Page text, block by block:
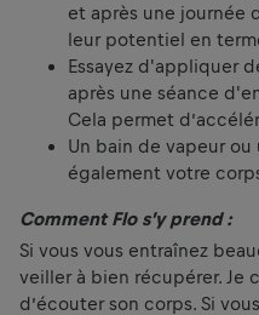
et après une journée
leur potentiel en
Essayez d'appliquer
après une séance
Cela permet
Un bain de vapeur ou
également votre
Comment Flo s’y prend :
Si vous vous entraînez
veiller à bien récupérer. Je
d’écouter son corps. Si